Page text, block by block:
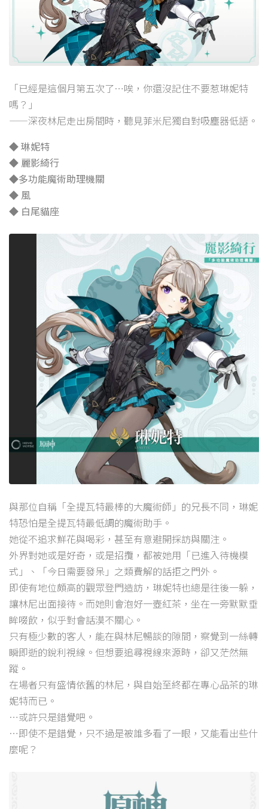
「已經是這個月第五次了…唉，你還沒記住不要惹琳妮特
嗎？」
——深夜林尼走出房間時，聽見菲米尼獨自對吸塵器低語。
◆ 琳妮特
◆ 麗影綺行
◆多功能魔術助理機關
◆ 風
◆ 白尾貓座
與那位自稱「全提瓦特最棒的大魔術師」的兄長不同，琳妮
特恐怕是全提瓦特最低調的魔術助手。
她從不追求鮮花與喝彩，甚至有意避開採訪與關注。
外界對她或是好奇，或是招攬，都被她用「已進入待機模
式」、「今日需要發呆」之類費解的話拒之門外。
即使有地位頗高的觀眾登門造訪，琳妮特也總是往後一躲，
讓林尼出面接待。而她則會泡好一壺紅茶，坐在一旁默默垂
眸啜飲，似乎對會話漠不關心。
只有極少數的客人，能在與林尼暢談的隙間，察覺到一絲轉
瞬即逝的銳利視線。但想要追尋視線來源時，卻又茫然無
蹤。
在場者只有盛情依舊的林尼，與自始至終都在專心品茶的琳
妮特而已。
…或許只是錯覺吧。
…即使不是錯覺，只不過是被誰多看了一眼，又能看出些什
麼呢？